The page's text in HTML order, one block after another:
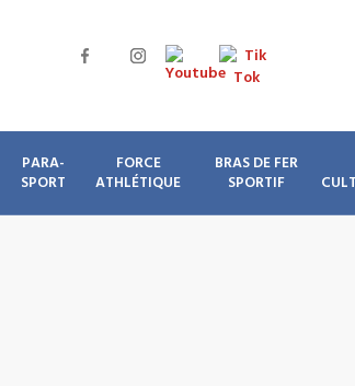
PARA-
SPORT
FORCE
ATHLÉTIQUE
BRAS DE FER
SPORTIF